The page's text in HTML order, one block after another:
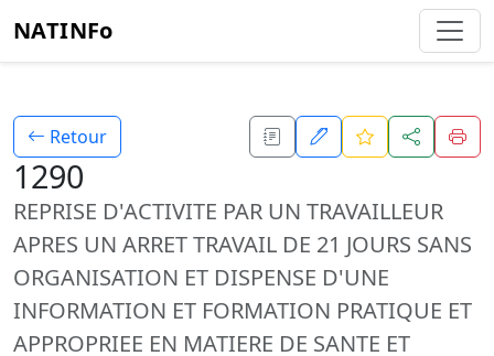
NATINFo
Retour
1290
REPRISE D'ACTIVITE PAR UN TRAVAILLEUR
APRES UN ARRET TRAVAIL DE 21 JOURS SANS
ORGANISATION ET DISPENSE D'UNE
INFORMATION ET FORMATION PRATIQUE ET
APPROPRIEE EN MATIERE DE SANTE ET